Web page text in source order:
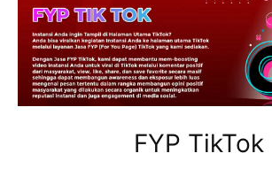
FYP TikTok